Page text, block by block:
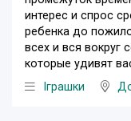
интерес и спрос
ребенка до
всех и вся вокруг
которые удивят
Iграшки